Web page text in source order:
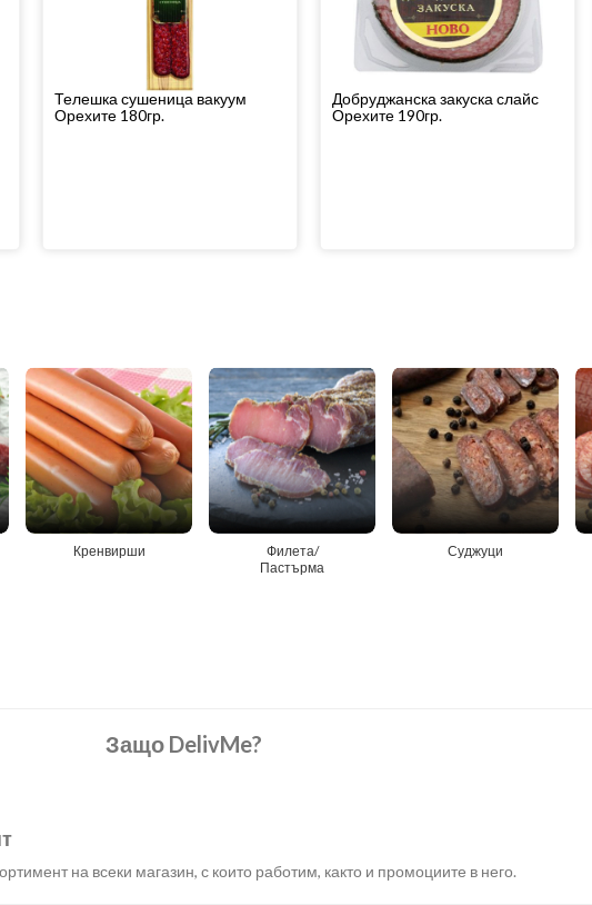
Телешка сушеница вакуум
Орехите 180гр.
Добруджанска закуска слайс
Орехите 190гр.
Кренвирши
Филета/
Пастърма
Суджуци
Защо DelivMe?
на всеки магазин, с които работим, както и промоциите в него.